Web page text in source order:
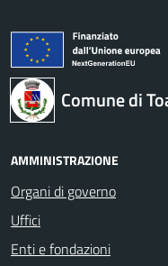
Comune di
AMMINISTRAZIONE
Organi di governo
Uffici
Enti e fondazioni